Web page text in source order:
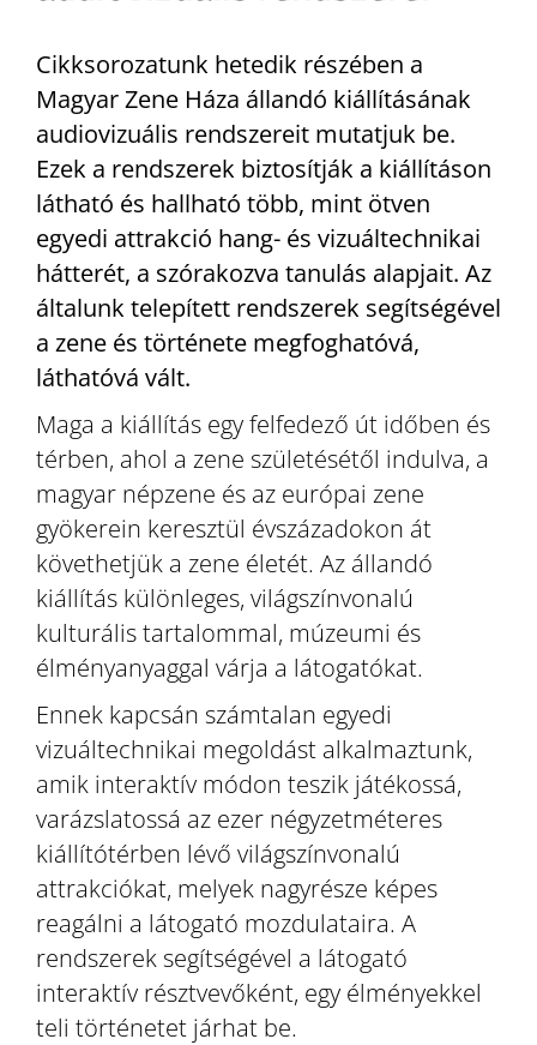
Cikksorozatunk hetedik részében a
Magyar Zene Háza állandó kiállításának
audiovizuális rendszereit mutatjuk be.
Ezek a rendszerek biztosítják a kiállításon
látható és hallható több, mint ötven
egyedi attrakció hang- és vizuáltechnikai
hátterét, a szórakozva tanulás alapjait. Az
általunk telepített rendszerek segítségével
a zene és története megfoghatóvá,
láthatóvá vált.
Maga a kiállítás egy felfedező út időben és
térben, ahol a zene születésétől indulva, a
magyar népzene és az európai zene
gyökerein keresztül évszázadokon át
követhetjük a zene életét. Az állandó
kiállítás különleges, világszínvonalú
kulturális tartalommal, múzeumi és
élményanyaggal várja a látogatókat.
Ennek kapcsán számtalan egyedi
vizuáltechnikai megoldást alkalmaztunk,
amik interaktív módon teszik játékossá,
varázslatossá az ezer négyzetméteres
kiállítótérben lévő világszínvonalú
attrakciókat, melyek nagyrésze képes
reagálni a látogató mozdulataira. A
rendszerek segítségével a látogató
interaktív résztvevőként, egy élményekkel
teli történetet járhat be.